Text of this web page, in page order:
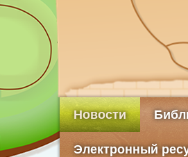
Новости
Электронный